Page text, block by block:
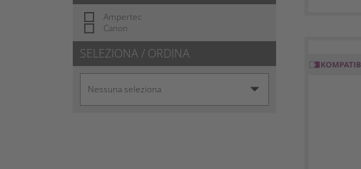
Ampertec
Canon
SELEZIONA / ORDINA